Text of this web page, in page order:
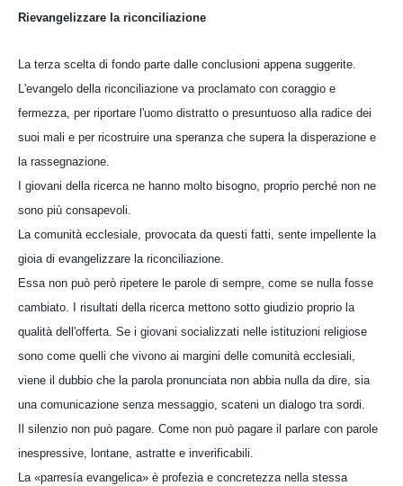
Rievangelizzare la riconciliazione
La terza scelta di fondo parte dalle conclusioni appena suggerite.
L'evangelo della riconciliazione va proclamato con coraggio e
fermezza, per riportare l'uomo distratto o presuntuoso alla radice dei
suoi mali e per ricostruire una speranza che supera la disperazione e
la rassegnazione.
I giovani della ricerca ne hanno molto bisogno, proprio perché non ne
sono più consapevoli.
La comunità ecclesiale, provocata da questi fatti, sente impellente la
gioia di evangelizzare la riconciliazione.
Essa non può però ripetere le parole di sempre, come se nulla fosse
cambiato. I risultati della ricerca mettono sotto giudizio proprio la
qualità dell'offerta. Se i giovani socializzati nelle istituzioni religiose
sono come quelli che vivono ai margini delle comunità ecclesiali,
viene il dubbio che la parola pronunciata non abbia nulla da dire, sia
una comunicazione senza messaggio, scateni un dialogo tra sordi.
Il silenzio non può pagare. Come non può pagare il parlare con parole
inespressive, lontane, astratte e inverificabili.
La «parresía evangelica» è profezia e concretezza nella stessa